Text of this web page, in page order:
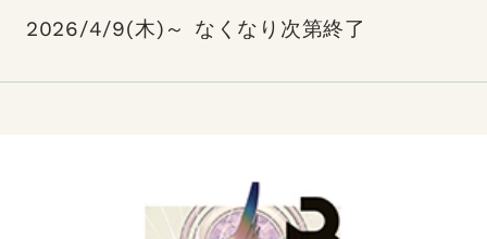
2026/4/9(木)～ なくなり次第終了